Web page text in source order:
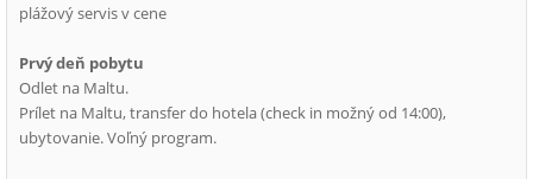
plážový servis v cene
Prvý deň pobytu
Odlet na Maltu.
Prílet na Maltu, transfer do hotela (check in možný od 14:00),
ubytovanie. Voľný program.